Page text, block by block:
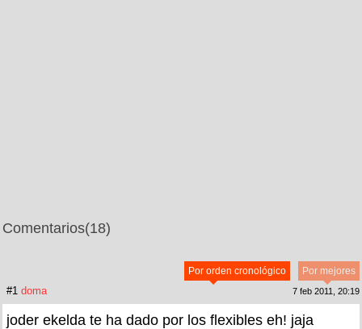
Comentarios(18)
Por mejores
Por orden cronológico
#1 doma 7 feb 2011, 20:19
joder ekelda te ha dado por los flexibles eh! jaja